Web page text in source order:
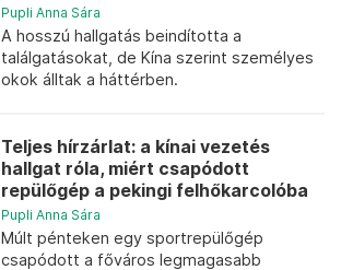
Pupli Anna Sára
A hosszú hallgatás beindította a
találgatásokat, de Kína szerint személyes
okok álltak a háttérben.
Teljes hírzárlat: a kínai vezetés
hallgat róla, miért csapódott
repülőgép a pekingi felhőkarcolóba
Pupli Anna Sára
Múlt pénteken egy sportrepülőgép
csapódott a főváros legmagasabb